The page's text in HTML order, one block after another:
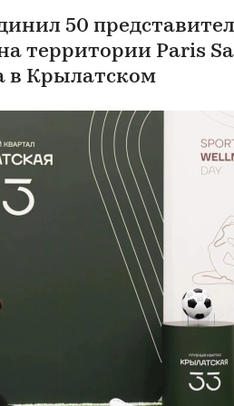
50
территории Paris
в Крылатском